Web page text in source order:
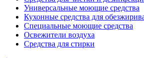
Универсальные моющие средства
Кухонные средства для
Специальные моющие средства
Освежители воздуха
Средства для стирки